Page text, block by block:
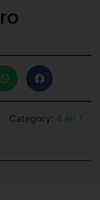
Category: 4 en 1